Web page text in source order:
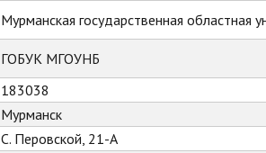
Мурманская государственная областная
ГОБУК МГОУНБ
183038
Мурманск
С. Перовской, 21-А